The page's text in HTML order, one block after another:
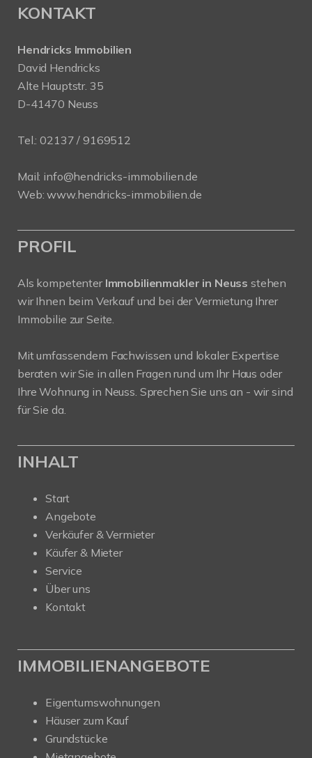
KONTAKT
Hendricks Immobilien
David Hendricks
Alte Hauptstr. 35
D-41470 Neuss
Tel.: 02137 / 9169512
Mail: info@hendricks-immobilien.de
Web:www.hendricks-immobilien.de
PROFIL
Als kompetenter Immobilienmakler in Neuss stehen
wir Ihnen beim Verkauf und bei der Vermietung Ihrer
Immobilie zur Seite.
Mit umfassendem Fachwissen und lokaler Expertise
beraten wir Sie in allen Fragen rund um Ihr Haus oder
Ihre Wohnung in Neuss. Sprechen Sie uns an - wir sind
für Sie da.
INHALT
Start
Angebote
Verkäufer & Vermieter
Käufer & Mieter
Service
Über uns
Kontakt
IMMOBILIENANGEBOTE
Eigentumswohnungen
Häuser zum Kauf
Grundstücke